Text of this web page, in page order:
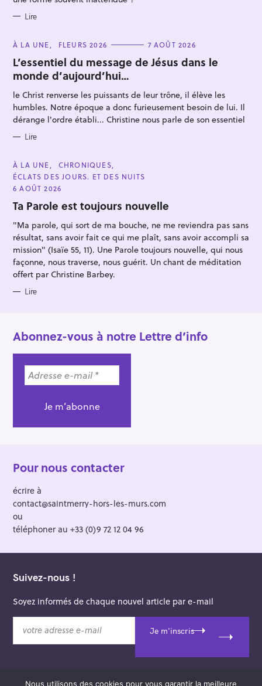
Lire
C
T
E
G
O
R
I
E
S
À LA UNE FLEURS 2026 7 AOÛT 2026
L’essentiel du message de Jésus dans le
monde d’aujourd’hui…
le Christ renverse les puissants de leur trône, il élève les
humbles. Notre époque a donc furieusement besoin de lui. Il
dérange l'ordre établi... Christine nous parle de son essentiel
Lire
C
A
T
E
G
O
R
E
À LA UNE
CHRONIQUES
ÉCLATS DES JOURS. ET DES NUITS
6 AOÛT 2026
Ta Parole est toujours nouvelle
"Ma parole, qui sort de ma bouche, ne me reviendra pas sans
résultat, sans avoir fait ce qui me plaît, sans avoir accompli sa
mission" (Isaïe 55, 11). Une Parole toujours nouvelle, qui nous
façonne, nous traverse, nous guérit. Un chant de méditation
offert par Christine Barbey.
Lire
Abonnez-vous à notre Lettre d’info
Pour nous contacter
écrire à
contact@saintmerry-hors-les-murs.com
ou
téléphoner au +33 (0)9 72 12 04 96
Suivez-nous !
Soyez informés de chaque nouvel article par e-mail
t
Je m'inscris
R
c
h
e
c
h
e
Nous utilisons des cookies pour vous garantir la meilleure